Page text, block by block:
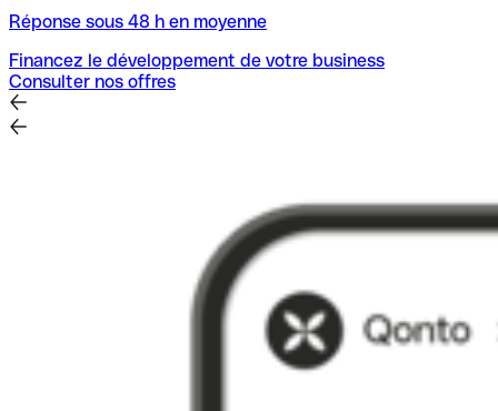
Réponse sous 48 h en moyenne
Financez le développement de votre business
Consulter nos offres